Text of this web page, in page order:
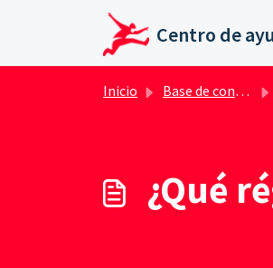
Ir al contenido principal
Centro de
Inicio Base de conocimientos
¿Qué